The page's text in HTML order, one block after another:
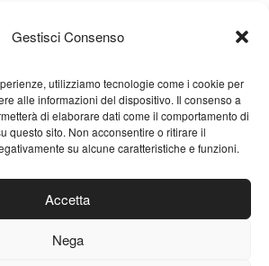
Gestisci Consenso
utilizziamo tecnologie come i cookie per
alle informazioni del dispositivo. Il consenso a
di elaborare dati come il comportamento di
questo sito. Non acconsentire o ritirare il
su alcune caratteristiche e funzioni.
Accetta
Nega
e incondizionatamente ne
essenza.
pura, spontanea,
forte, equivalente in ogni